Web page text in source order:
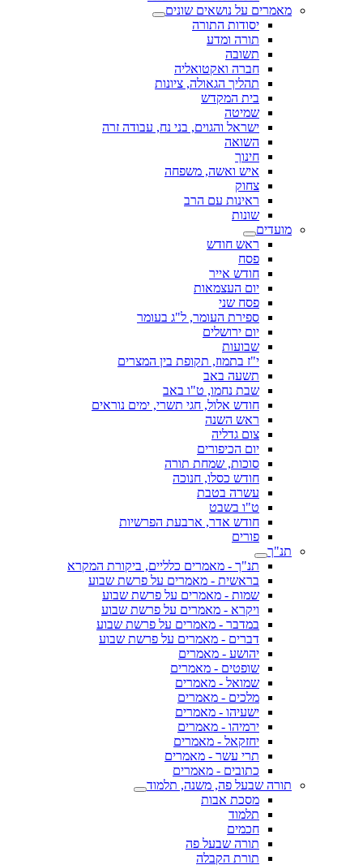
מאמרים על נושאים שונים
יסודות התורה
תורה ומדע
תשובה
חברה ואקטואליה
תהליך הגאולה, ציונות
בית המקדש
שמיטה
ישראל והגוים, בני נח, עבודה זרה
השואה
חינוך
איש ואשה, משפחה
צחוק
ראינות עם הרב
שונות
מועדים
ראש חודש
פסח
חודש אייר
יום העצמאות
פסח שני
ספירת העומר, ל"ג בעומר
יום ירושלים
שבועות
י"ז בתמוז, תקופת בין המצרים
תשעה באב
שבת נחמו, ט"ו באב
חודש אלול, חגי תשרי, ימים נוראים
ראש השנה
צום גדליה
יום הכיפורים
סוכות, שמחת תורה
חודש כסלו, חנוכה
עשרה בטבת
ט"ו בשבט
חודש אדר, ארבעת הפרשיות
פורים
תנ"ך
תנ"ך - מאמרים כלליים, ביקורת המקרא
בראשית - מאמרים על פרשת שבוע
שמות - מאמרים על פרשת שבוע
ויקרא - מאמרים על פרשת שבוע
במדבר - מאמרים על פרשת שבוע
דברים - מאמרים על פרשת שבוע
יהושע - מאמרים
שופטים - מאמרים
שמואל - מאמרים
מלכים - מאמרים
ישעיהו - מאמרים
ירמיהו - מאמרים
יחזקאל - מאמרים
תרי עשר - מאמרים
כתובים - מאמרים
תורה שבעל פה, משנה, תלמוד
מסכת אבות
תלמוד
חכמים
תורה שבעל פה
תורת הקבלה